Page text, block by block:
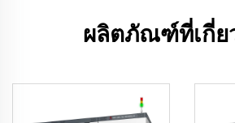
ผลิตภัณฑ์ที่เกี่ย